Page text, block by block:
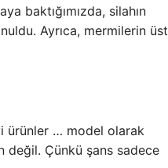
baktığımızda, silahın
Ayrıca, mermilerin üst
ürünler … model olarak
değil. Çünkü şans sadece